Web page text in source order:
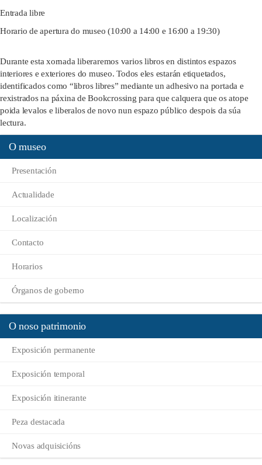
Entrada libre
Horario de apertura do museo (10:00 a 14:00 e 16:00 a 19:30)
Durante esta xornada liberaremos varios libros en distintos espazos
interiores e exteriores do museo. Todos eles estarán etiquetados,
identificados como “libros libres” mediante un adhesivo na portada e
rexistrados na páxina de Bookcrossing para que calquera que os atope
poida levalos e liberalos de novo nun espazo público despois da súa
lectura.
O museo
Presentación
Actualidade
Localización
Contacto
Horarios
Órganos de goberno
O noso patrimonio
Exposición permanente
Exposición temporal
Exposición itinerante
Peza destacada
Novas adquisicións